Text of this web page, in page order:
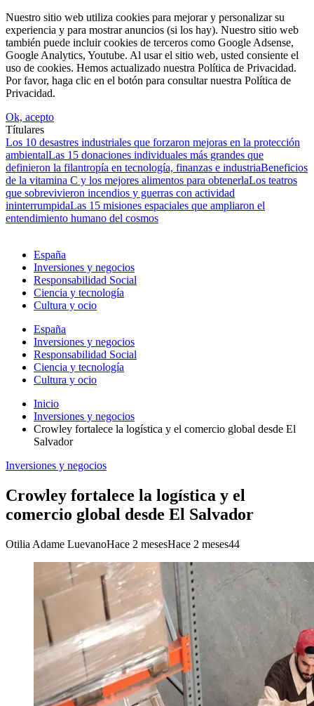
Nuestro sitio web utiliza cookies para mejorar y personalizar su
experiencia y para mostrar anuncios (si los hay). Nuestro sitio web
también puede incluir cookies de terceros como Google Adsense,
Google Analytics, Youtube. Al usar el sitio web, usted consiente el
uso de cookies. Hemos actualizado nuestra Política de Privacidad.
Por favor, haga clic en el botón para consultar nuestra Política de
Privacidad.
Ok, acepto
Títulares
Los 10 desastres industriales que forzaron mejoras en la protección
ambientalLas 15 donaciones individuales más grandes que
definieron la filantropía en tecnología, finanzas e industriaBeneficios
de la vitamina C y los mejores alimentos para obtenerlaLos teatros
que sobrevivieron incendios y guerras con actividad
ininterrumpidaLas 15 misiones espaciales que ampliaron el
entendimiento humano del cosmos
España
Inversiones y negocios
Responsabilidad Social
Ciencia y tecnología
Cultura y ocio
España
Inversiones y negocios
Responsabilidad Social
Ciencia y tecnología
Cultura y ocio
Inicio
Inversiones y negocios
Crowley fortalece la logística y el comercio global desde El
Salvador
Inversiones y negocios
Crowley fortalece la logística y el
comercio global desde El Salvador
Otilia Adame LuevanoHace 2 mesesHace 2 meses44